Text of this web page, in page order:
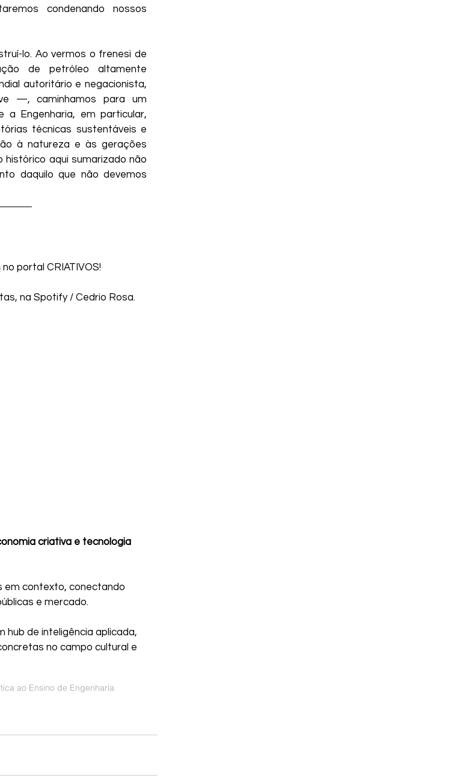
condenando nossos
lo. Ao vermos o frenesi de
de petróleo altamente
autoritário e negacionista,
—, caminhamos para um
a Engenharia, em particular,
técnicas sustentáveis e
à natureza e às gerações
aqui sumarizado não
daquilo que não devemos
no portal CRIATIVOS!
na Spotify / Cedrio Rosa.
criativa e tecnologia
em contexto, conectando
e mercado.
hub de inteligência aplicada,
no campo cultural e
ao Ensino de Engenharia